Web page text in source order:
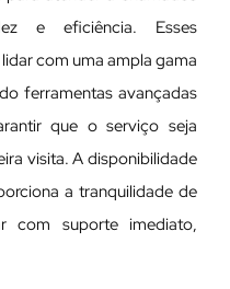
e eficiência. Esses
com uma ampla gama
ferramentas avançadas
que o serviço seja
visita. A disponibilidade
a tranquilidade de
com suporte imediato,